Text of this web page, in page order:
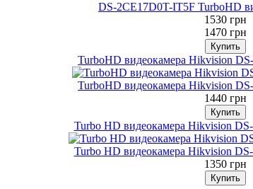
DS-2CE17D0T-IT5F TurboHD
1530 грн
1470 грн
TurboHD видеокамера Hikvision
TurboHD видеокамера Hikvision
1440 грн
Turbo HD видеокамера Hikvision
Turbo HD видеокамера Hikvision
1350 грн